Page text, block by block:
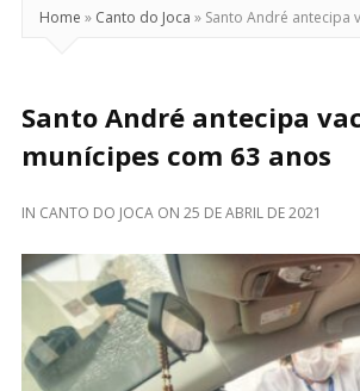
Home » Canto do Joca » Santo André antecipa
Santo André antecipa
munícipes com 63 anos
IN CANTO DO JOCA ON 25 DE ABRIL DE 2021